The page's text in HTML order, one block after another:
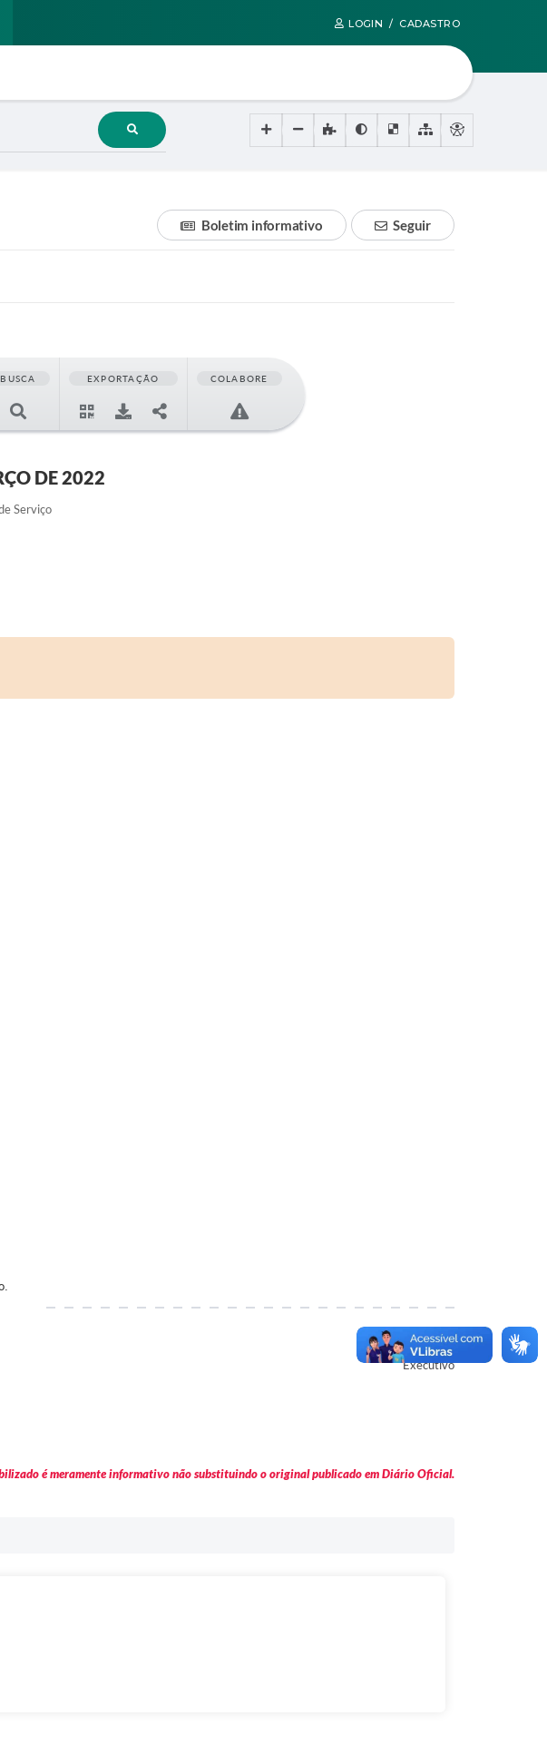
LOGIN / CADASTRO
Seguir
Boletim informativo
BUSCA EXPORTAÇÃO COLABORE
DE 2022
Serviço
Autor
Executivo
é meramente informativo não substituindo o original publicado em Diário Oficial.